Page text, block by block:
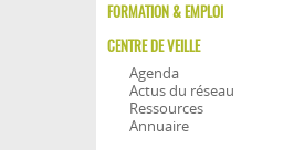
FORMATION & EMPLOI
CENTRE DE VEILLE
Agenda
Actus du réseau
Ressources
Annuaire